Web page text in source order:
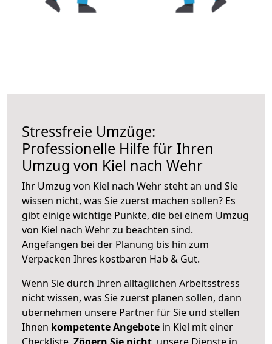
Stressfreie Umzüge:
Professionelle Hilfe für Ihren
Umzug von Kiel nach Wehr
Ihr Umzug von Kiel nach Wehr steht an und Sie
wissen nicht, was Sie zuerst machen sollen? Es
gibt einige wichtige Punkte, die bei einem Umzug
von Kiel nach Wehr zu beachten sind.
Angefangen bei der Planung bis hin zum
Verpacken Ihres kostbaren Hab & Gut.
Wenn Sie durch Ihren alltäglichen Arbeitsstress
nicht wissen, was Sie zuerst planen sollen, dann
übernehmen unsere Partner für Sie und stellen
Ihnen kompetente Angebote in Kiel mit einer